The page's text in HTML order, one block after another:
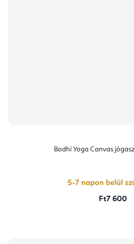
Bodhi Yoga Canvas
5-7 napon belül
Ft7 600